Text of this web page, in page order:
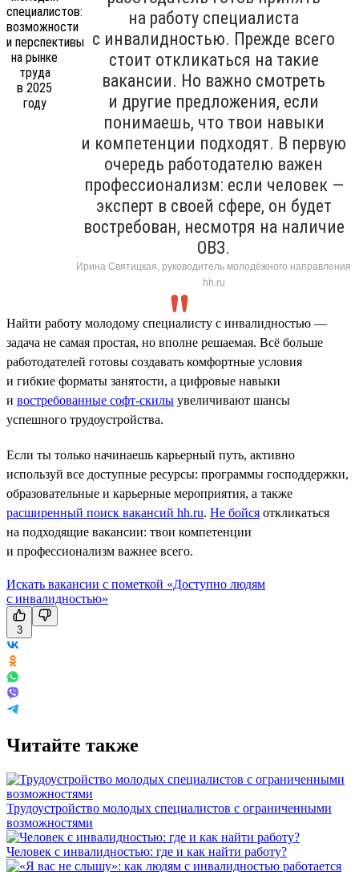
на работу специалиста
с инвалидностью. Прежде всего
стоит откликаться на такие
вакансии. Но важно смотреть
и другие предложения, если
понимаешь, что твои навыки
и компетенции подходят. В первую
очередь работодателю важен
профессионализм: если человек —
эксперт в своей сфере, он будет
востребован, несмотря на наличие
ОВЗ.
Ирина Святицкая, руководитель молодёжного направления
hh.ru
Найти работу молодому специалисту с инвалидностью —
задача не самая простая, но вполне решаемая. Всё больше
работодателей готовы создавать комфортные условия
и гибкие форматы занятости, а цифровые навыки
и востребованные софт-скилы увеличивают шансы
успешного трудоустройства.
Если ты только начинаешь карьерный путь, активно
используй все доступные ресурсы: программы господдержки,
образовательные и карьерные мероприятия, а также
расширенный поиск вакансий hh.ru. Не бойся откликаться
на подходящие вакансии: твои компетенции
и профессионализм важнее всего.
Искать вакансии с пометкой «Доступно людям
с инвалидностью»
3
Читайте также
Трудоустройство молодых специалистов с ограниченными
возможностями
Человек с инвалидностью: где и как найти работу?